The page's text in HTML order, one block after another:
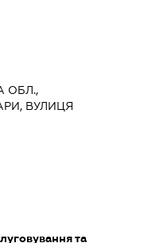
ОБЛ.,
ВУЛИЦЯ
та